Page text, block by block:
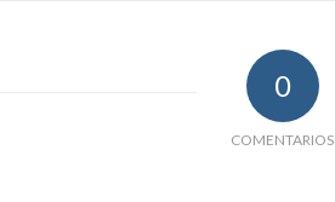
0
COMENTARIOS